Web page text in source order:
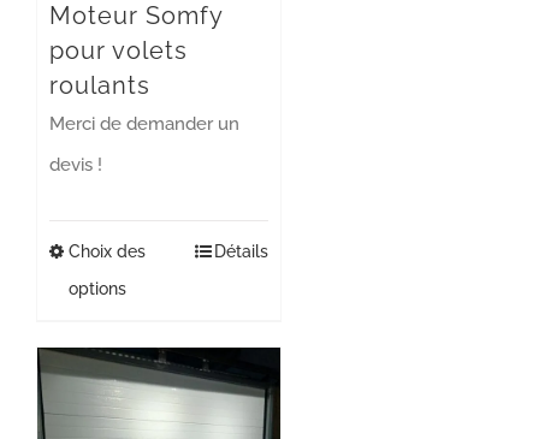
Moteur Somfy
pour volets
roulants
Merci de demander un
devis !
Choix des
options
plusieurs
variations.
Détails